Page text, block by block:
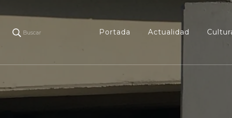
Buscar Portada Actualidad